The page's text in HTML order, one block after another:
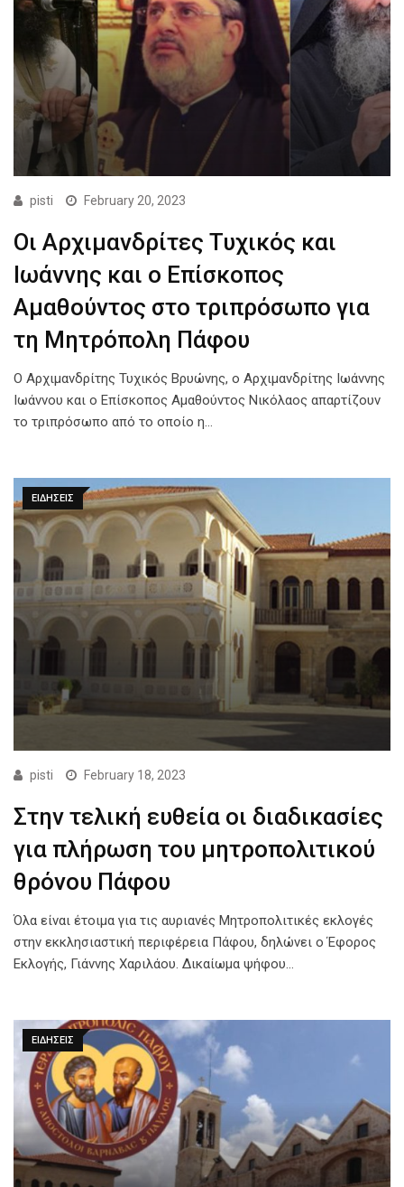
pisti February 20, 2023
Οι Αρχιμανδρίτες Τυχικός και
Ιωάννης και ο Επίσκοπος
Αμαθούντος στο τριπρόσωπο για
τη Μητρόπολη Πάφου
O Αρχιμανδρίτης Τυχικός Βρυώνης, o Αρχιμανδρίτης Ιωάννης
Ιωάννου και ο Επίσκοπος Αμαθούντος Νικόλαος απαρτίζουν
το τριπρόσωπο από το οποίο η…
ΕΙΔΗΣΕΙΣ
pisti February 18, 2023
Στην τελική ευθεία οι διαδικασίες
για πλήρωση του μητροπολιτικού
θρόνου Πάφου
Όλα είναι έτοιμα για τις αυριανές Μητροπολιτικές εκλογές
στην εκκλησιαστική περιφέρεια Πάφου, δηλώνει ο Έφορος
Εκλογής, Γιάννης Χαριλάου. Δικαίωμα ψήφου…
ΕΙΔΗΣΕΙΣ